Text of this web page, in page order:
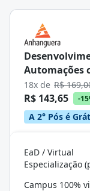
Automações
18x de R$
R$ 143,65 -
A 2° Pós é
EaD / Virtual
Campus 100%